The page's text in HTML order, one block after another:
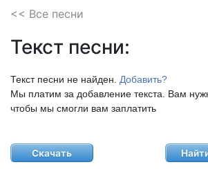
<< Все песни
Текст песни:
Текст песни не найден. Добавить?
Мы платим за добавление текста. Вам
чтобы мы смогли вам заплатить
Скачать